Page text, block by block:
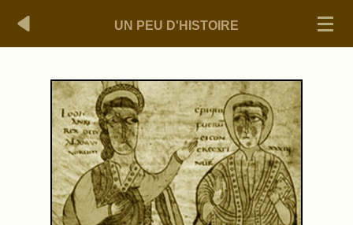
UN PEU D'HISTOIRE